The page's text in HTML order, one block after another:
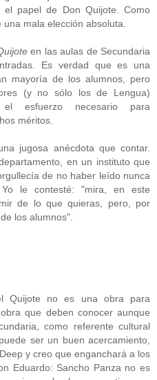
papel de Don Quijote. Como
mala elección absoluta.
en las aulas de Secundaria
Es verdad que es una
mayoría de los alumnos, pero
(y no sólo los de Lengua)
esfuerzo necesario para
méritos.
jugosa anécdota que contar.
en un instituto que
de no haber leído nunca
le contesté: "mira, en este
de lo que quieras, pero, por
los alumnos".
Quijote no es una obra para
que deben conocer aunque
como referente cultural
ser un buen acercamiento,
y creo que enganchará a los
Eduardo: Sancho Panza no es